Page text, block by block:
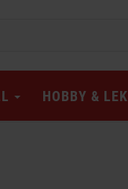
HOBBY & LEK